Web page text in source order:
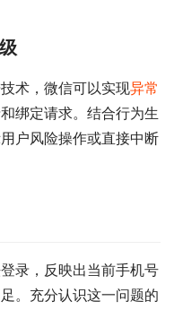
术，微信可以实现异常
绑定请求。结合行为生
户风险操作或直接中断
录，反映出当前手机号
。充分认识这一问题的